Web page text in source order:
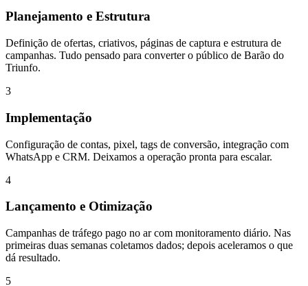
Planejamento e Estrutura
Definição de ofertas, criativos, páginas de captura e estrutura de
campanhas. Tudo pensado para converter o público de Barão do
Triunfo.
3
Implementação
Configuração de contas, pixel, tags de conversão, integração com
WhatsApp e CRM. Deixamos a operação pronta para escalar.
4
Lançamento e Otimização
Campanhas de tráfego pago no ar com monitoramento diário. Nas
primeiras duas semanas coletamos dados; depois aceleramos o que
dá resultado.
5